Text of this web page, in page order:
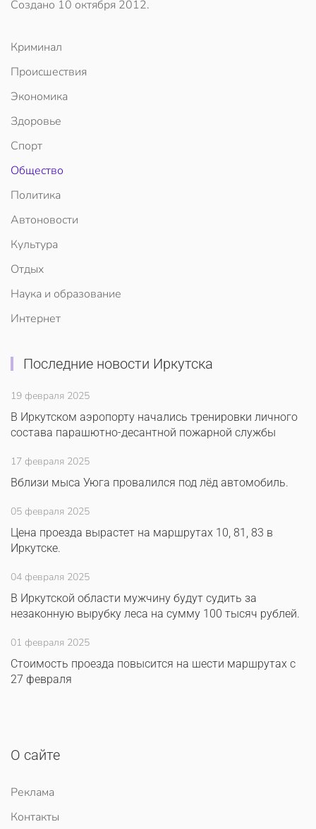
Создано 10 октября 2012.
Криминал
Происшествия
Экономика
Здоровье
Спорт
Общество
Политика
Автоновости
Культура
Отдых
Наука и образование
Интернет
Последние новости Иркутска
19 февраля 2025
В Иркутском аэропорту начались тренировки личного
состава парашютно-десантной пожарной службы
17 февраля 2025
Вблизи мыса Уюга провалился под лёд автомобиль.
05 февраля 2025
Цена проезда вырастет на маршрутах 10, 81, 83 в
Иркутске.
04 февраля 2025
В Иркутской области мужчину будут судить за
незаконную вырубку леса на сумму 100 тысяч рублей.
01 февраля 2025
Стоимость проезда повысится на шести маршрутах с
27 февраля
О сайте
Реклама
Контакты